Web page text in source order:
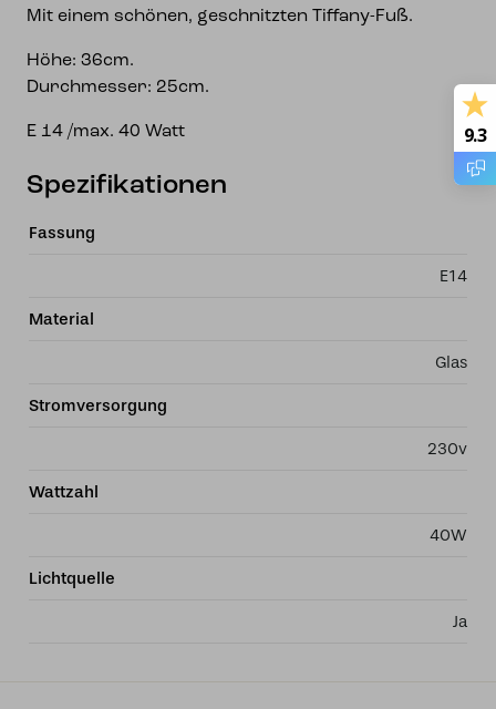
Mit einem schönen, geschnitzten Tiffany-Fuß.
Höhe: 36cm.
Durchmesser: 25cm.
E 14 /max. 40 Watt
Spezifikationen
Fassung
E14
Material
Glas
Stromversorgung
230v
Wattzahl
40W
Lichtquelle
Ja
9.3